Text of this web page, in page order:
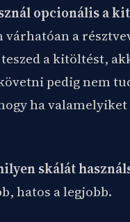
opcionális a
a
a kitöltést,
pedig nem
ha
skálát
hatos a legjobb.